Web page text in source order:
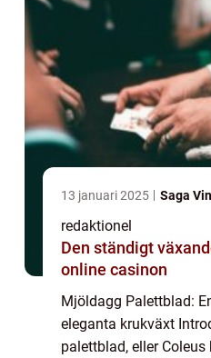
13 januari 2025 Saga
redaktionel
Den ständigt
online casinon
Mjöldagg Palettblad:
eleganta krukväxt
palettblad, eller